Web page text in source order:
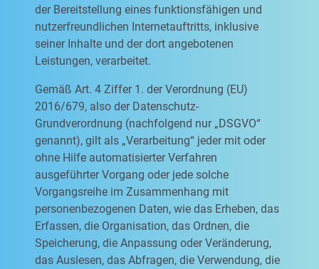
der Bereitstellung eines funktionsfähigen und
nutzerfreundlichen Internetauftritts, inklusive
seiner Inhalte und der dort angebotenen
Leistungen, verarbeitet.
Gemäß Art. 4 Ziffer 1. der Verordnung (EU)
2016/679, also der Datenschutz-
Grundverordnung (nachfolgend nur „DSGVO“
genannt), gilt als „Verarbeitung“ jeder mit oder
ohne Hilfe automatisierter Verfahren
ausgeführter Vorgang oder jede solche
Vorgangsreihe im Zusammenhang mit
personenbezogenen Daten, wie das Erheben, das
Erfassen, die Organisation, das Ordnen, die
Speicherung, die Anpassung oder Veränderung,
das Auslesen, das Abfragen, die Verwendung, die